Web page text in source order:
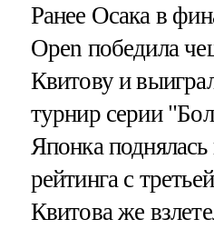
Ранее Осака в
Open победила
Квитову и
турнир серии
Японка
рейтинга с
Квитова же